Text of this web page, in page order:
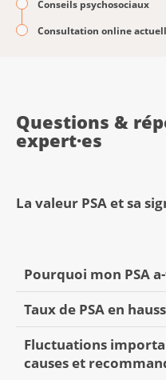
Conseils psychosociaux
Consultation online
Questions &
expert·es
La valeur PSA et sa
Pourquoi mon PSA
« Bonjour
Lors d'un contrôle
Taux de PSA en
Fluctuations
causes et